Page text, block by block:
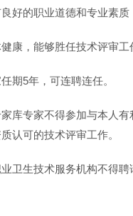
良好的职业道德和专业素质
健康，能够胜任技术评审工
期5年，可连聘连任。
库专家不得参加与本人
认可的技术评审工作。
卫生技术服务机构不得聘